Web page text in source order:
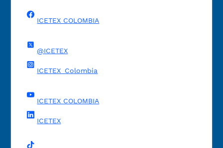
ICETEX COLOMBIA
@ICETEX
ICETEX_Colombia
ICETEX COLOMBIA
ICETEX